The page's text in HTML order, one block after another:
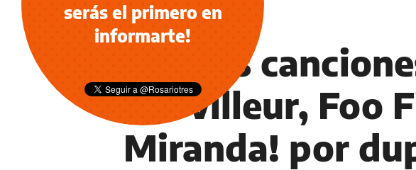
MÚSICA
Nuevas
Horvilleur, Foo
Miranda! por
serás el primero en
informarte!